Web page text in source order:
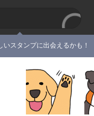
いスタンプに出会えるかも！